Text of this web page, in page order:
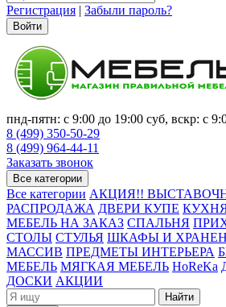
Регистрация | Забыли пароль?
Войти
пнд-пятн: с 9:00 до 19:00 суб, вскр: с
8 (499) 350-50-29
8 (499) 964-44-11
Заказать звонок
Все категории
Все категории АКЦИЯ!!
РАСПРОДАЖА ДВЕРИ КУПЕ
МЕБЕЛЬ НА ЗАКАЗ СПАЛЬНЯ
СТОЛЫ СТУЛЬЯ ШКАФЫ И
МАССИВ ПРЕДМЕТЫ ИНТЕРЬЕРА
МЕБЕЛЬ МЯГКАЯ МЕБЕЛЬ HoReKa
ДОСКИ АКЦИИ
Найти